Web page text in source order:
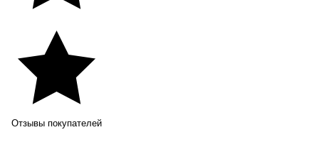
Отзывы покупателей